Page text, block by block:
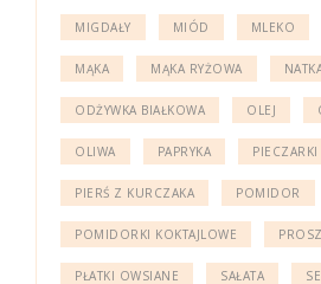
MIGDAŁY MIÓD MLEKO
MĄKA MĄKA RYŻOWA
ODŻYWKA BIAŁKOWA OLEJ
OLIWA PAPRYKA PIECZARKI
PIERŚ Z KURCZAKA POMIDOR
POMIDORKI KOKTAJLOWE
PŁATKI OWSIANE SAŁATA